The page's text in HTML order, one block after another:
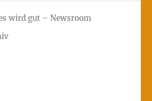
wird gut – Newsroom